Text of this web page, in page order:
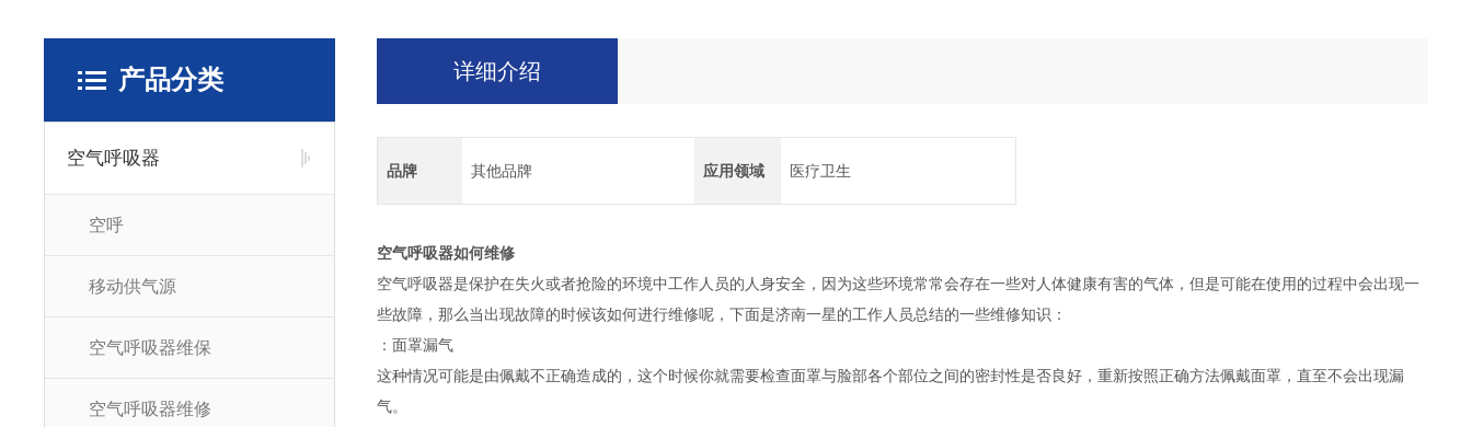
产品分类
空气呼吸器
空呼
移动供气源
空气呼吸器维保
空气呼吸器维修
详细介绍
品牌 其他品牌 应用领域 医疗卫生
空气呼吸器如何维修
空气呼吸器是保护在失火或者抢险的环境中工作人员的人身安全，因为这些环境常常会存在一些对人体健康有害的气体，但是可能在使用的过程中会出现一
些故障，那么当出现故障的时候该如何进行维修呢，下面是济南一星的工作人员总结的一些维修知识：
：面罩漏气
这种情况可能是由佩戴不正确造成的，这个时候你就需要检查面罩与脸部各个部位之间的密封性是否良好，重新按照正确方法佩戴面罩，直至不会出现漏
气。